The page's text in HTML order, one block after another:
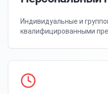
Индивидуальные и
квалифицированными